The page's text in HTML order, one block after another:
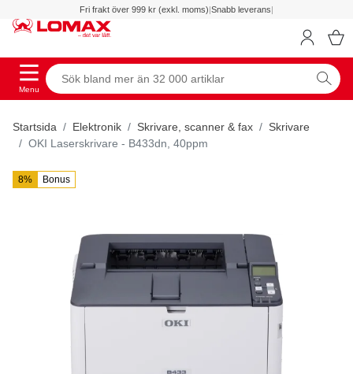
Fri frakt över 999 kr (exkl. moms)|Snabb leverans|
Menu
Startsida Elektronik Skrivare, scanner & fax
Skrivare
OKI Laserskrivare - B433dn, 40ppm
8% Bonus